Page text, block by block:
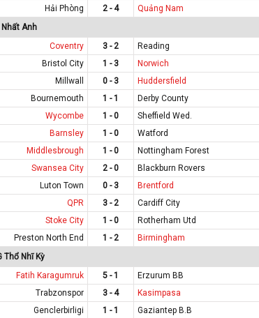
Hải Phòng 2 - 4 Quảng Nam
Nhất Anh
Coventry 3 - 2 Reading
Bristol City 1 - 3 Norwich
Millwall 0 - 3 Huddersfield
Bournemouth 1 - 1 Derby County
Wycombe 1 - 0 Sheffield Wed.
Barnsley 1 - 0 Watford
Middlesbrough 1 - 0 Nottingham Forest
Swansea City 2 - 0 Blackburn Rovers
Luton Town 0 - 3 Brentford
QPR 3 - 2 Cardiff City
Stoke City 1 - 0 Rotherham Utd
Preston North End 1 - 2 Birmingham
Thổ Nhĩ Kỳ
Fatih Karagumruk 5 - 1 Erzurum BB
Trabzonspor 3 - 4 Kasimpasa
Genclerbirligi 1 - 1 Gaziantep B.B